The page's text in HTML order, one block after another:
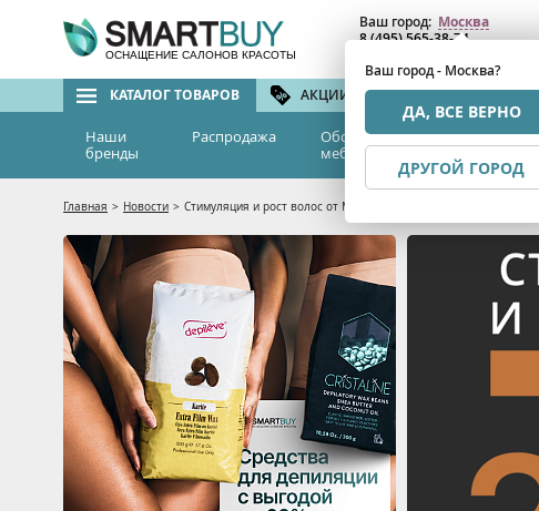
ОСНАЩЕНИЕ САЛОНОВ КРАСОТЫ
Ваш город: Москва
Ваш город - Москва?
ДА, ВСЕ ВЕРНО
ДРУГОЙ ГОРОД
8 (495) 565-38-74
КАТАЛОГ ТОВАРОВ АКЦИИ И СКИДКИ БРЕНДЫ
Наши
бренды
Распродажа
Оборудование и
мебель
Главная > Новости > Стимуляция и рост волос от MEOLI со скидкой 20%